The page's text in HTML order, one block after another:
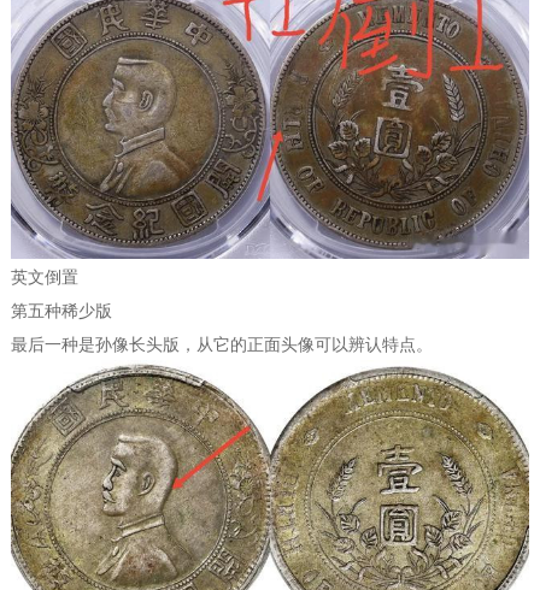
英文倒置
第五种稀少版
最后一种是孙像长头版，从它的正面头像可以辨认特点。